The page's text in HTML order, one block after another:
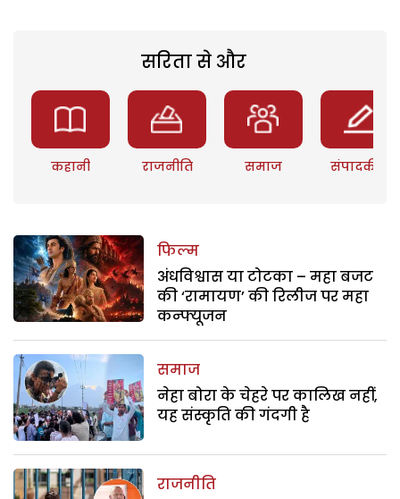
सरिता से और
कहानी राजनीति समाज संपादकीय
फिल्म
अंधविश्वास या टोटका – महा बजट
की ‘रामायण’ की रिलीज पर महा
कन्फ्यूजन
समाज
नेहा बोरा के चेहरे पर कालिख नहीं,
यह संस्कृति की गंदगी है
राजनीति